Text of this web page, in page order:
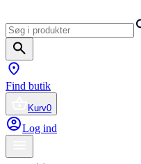
Find butik
Kurv0
Log ind